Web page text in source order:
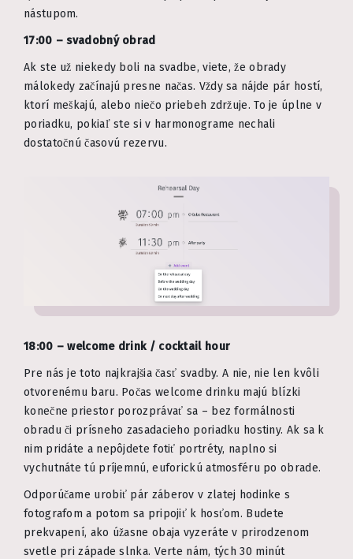
nástupom.
17:00 – svadobný obrad
Ak ste už niekedy boli na svadbe, viete, že obrady
málokedy začínajú presne načas. Vždy sa nájde pár hostí,
ktorí meškajú, alebo niečo priebeh zdržuje. To je úplne v
poriadku, pokiaľ ste si v harmonograme nechali
dostatočnú časovú rezervu.
18:00 – welcome drink / cocktail hour
Pre nás je toto najkrajšia časť svadby. A nie, nie len kvôli
otvorenému baru. Počas welcome drinku majú blízki
konečne priestor porozprávať sa – bez formálnosti
obradu či prísneho zasadacieho poriadku hostiny. Ak sa k
nim pridáte a nepôjdete fotiť portréty, naplno si
vychutnáte tú príjemnú, euforickú atmosféru po obrade.
Odporúčame urobiť pár záberov v zlatej hodinke s
fotografom a potom sa pripojiť k hosťom. Budete
prekvapení, ako úžasne obaja vyzeráte v prirodzenom
svetle pri západe slnka. Verte nám, tých 30 minút